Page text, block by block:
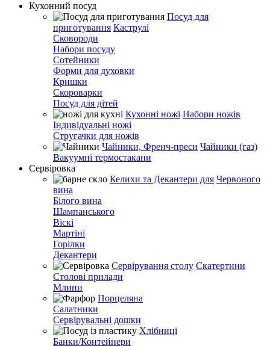
Кухонний посуд
Посуд для
приготування Каструлі
Сковороди
Набори посуду
Сотейники
Форми для духовки
Кришки
Скороварки
Посуд для дітей
Кухонні ножі Набори ножів
Індивідуальні ножі
Стругачки для ножів
Чайники, Френч-преси Чайники (газ)
Вакуумні термостакани
Сервіровка
Келихи та Декантери для Червоного
вина
Білого вина
Шампанського
Віскі
Мартіні
Горілки
Декантери
Сервірування столу Скатертини
Столові прилади
Млини
Порцеляна
Салатники
Сервірувальні дошки
Хлібниці
Банки/Контейнери